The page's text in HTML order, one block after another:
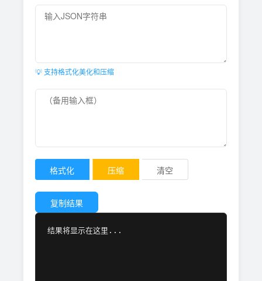
💡 支持格式化美化和压缩
格式化 压缩 清空
复制结果
结果将显示在这里...